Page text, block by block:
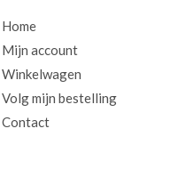
Home
Mijn account
Winkelwagen
Volg mijn bestelling
Contact